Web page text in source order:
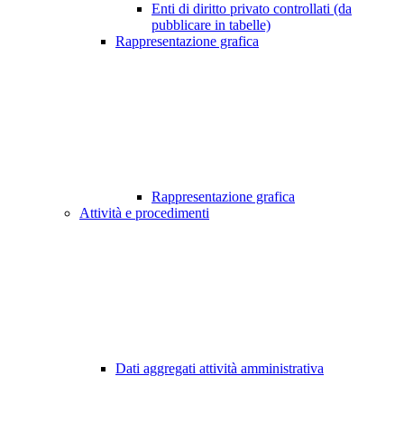
Enti di diritto privato controllati (da
pubblicare in tabelle)
Rappresentazione grafica
Rappresentazione grafica
Attività e procedimenti
Dati aggregati attività amministrativa